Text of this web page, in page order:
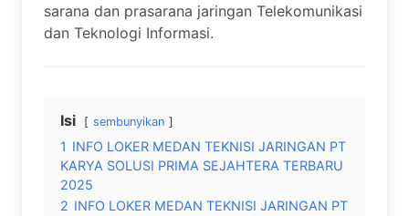
sarana dan prasarana jaringan Telekomunikasi
dan Teknologi Informasi.
Isi sembunyikan
1 INFO LOKER MEDAN TEKNISI JARINGAN PT
KARYA SOLUSI PRIMA SEJAHTERA TERBARU
2025
2 INFO LOKER MEDAN TEKNISI JARINGAN PT